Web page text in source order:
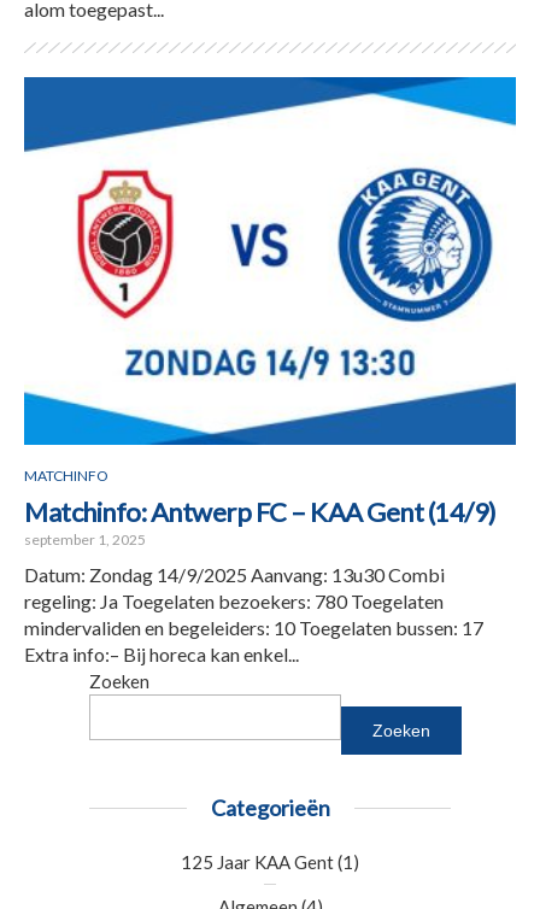
alom toegepast...
MATCHINFO
Matchinfo: Antwerp FC – KAA Gent (14/9)
september 1, 2025
Datum: Zondag 14/9/2025 Aanvang: 13u30 Combi
regeling: Ja Toegelaten bezoekers: 780 Toegelaten
mindervaliden en begeleiders: 10 Toegelaten bussen: 17
Extra info:– Bij horeca kan enkel...
Zoeken
Zoeken
Categorieën
125 Jaar KAA Gent(1)